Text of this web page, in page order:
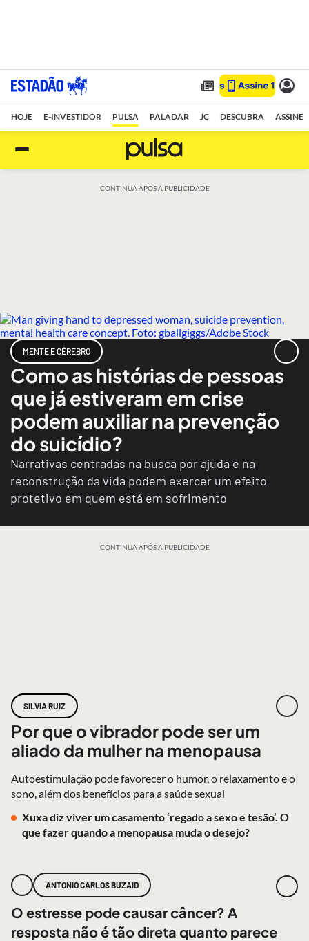
HOJE E-INVESTIDOR PULSA PALADAR JC DESCUBRA ASSINE
CONTINUA APÓS A PUBLICIDADE
MENTE E CÉREBRO
Como as histórias de pessoas
que já estiveram em crise
podem auxiliar na prevenção
do suicídio?
Narrativas centradas na busca por ajuda e na
reconstrução da vida podem exercer um efeito
protetivo em quem está em sofrimento
CONTINUA APÓS A PUBLICIDADE
SILVIA RUIZ
Por que o vibrador pode ser um
aliado da mulher na menopausa
Autoestimulação pode favorecer o humor, o relaxamento e o
sono, além dos benefícios para a saúde sexual
Xuxa diz viver um casamento ‘regado a sexo e tesão’. O
que fazer quando a menopausa muda o desejo?
ANTONIO CARLOS BUZAID
O estresse pode causar câncer? A
resposta não é tão direta quanto parece